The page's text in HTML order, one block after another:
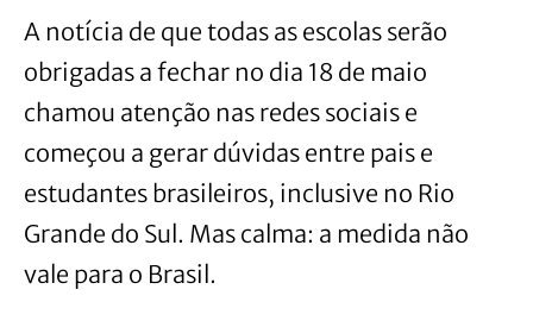
A notícia de que todas as escolas serão
obrigadas a fechar no dia 18 de maio
chamou atenção nas redes sociais e
começou a gerar dúvidas entre pais e
estudantes brasileiros, inclusive no Rio
Grande do Sul. Mas calma: a medida não
vale para o Brasil.